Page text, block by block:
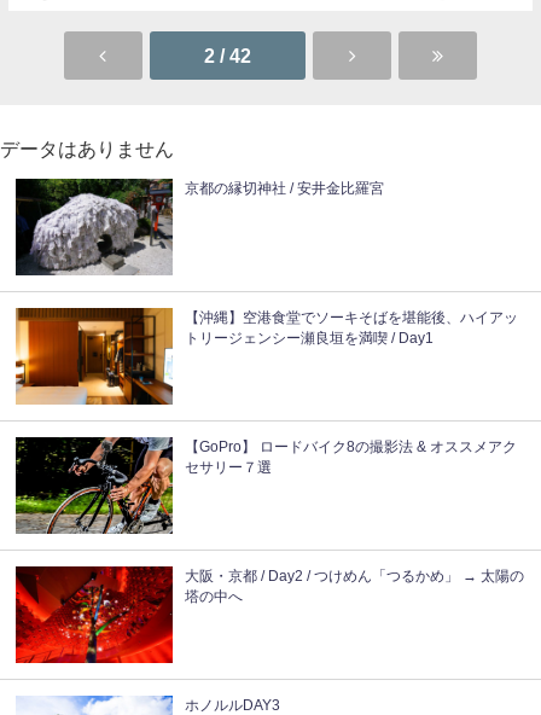
2 / 42
データはありません
京都の縁切神社 / 安井金比羅宮
【沖縄】空港食堂でソーキそばを堪能後、ハイアッ
トリージェンシー瀬良垣を満喫 / Day1
【GoPro】 ロードバイク8の撮影法 & オススメアク
セサリー７選
大阪・京都 / Day2 / つけめん「つるかめ」 → 太陽の
塔の中へ
ホノルルDAY3